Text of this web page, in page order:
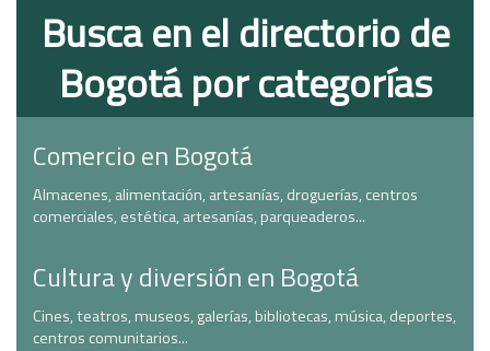
Busca en el directorio de
Bogotá por categorías
Comercio en Bogotá
Almacenes, alimentación, artesanías, droguerías, centros
comerciales, estética, artesanías, parqueaderos...
Cultura y diversión en Bogotá
Cines, teatros, museos, galerías, bibliotecas, música, deportes,
centros comunitarios...